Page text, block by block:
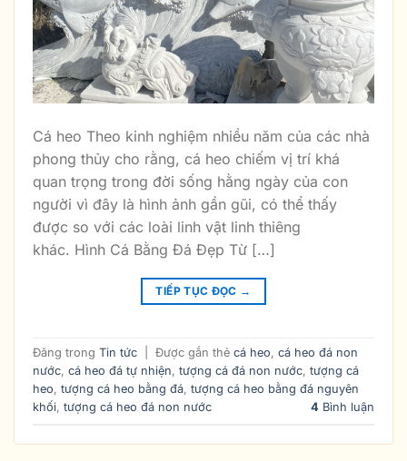
Cá heo Theo kinh nghiệm nhiều năm của các nhà
phong thủy cho rằng, cá heo chiếm vị trí khá
quan trọng trong đời sống hằng ngày của con
người vì đây là hình ảnh gần gũi, có thể thấy
được so với các loài linh vật linh thiêng
khác. Hình Cá Bằng Đá Đẹp Từ […]
TIẾP TỤC ĐỌC →
Đăng trong Tin tức Được gắn thẻ cá heo, cá heo đá non
nước, cá heo đá tự nhiện, tượng cá đá non nước, tượng cá
heo, tượng cá heo bằng đá, tượng cá heo bằng đá nguyên
khối, tượng cá heo đá non nước 4 Bình luận